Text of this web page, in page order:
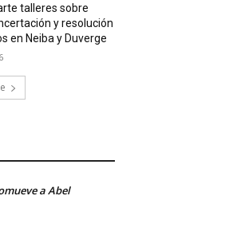
talleres sobre
y resolución
en Neiba y Duverge
a Abel